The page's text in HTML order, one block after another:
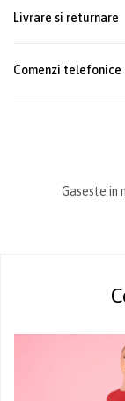
Livrare si returnare
Comenzi telefonice
Gaseste in